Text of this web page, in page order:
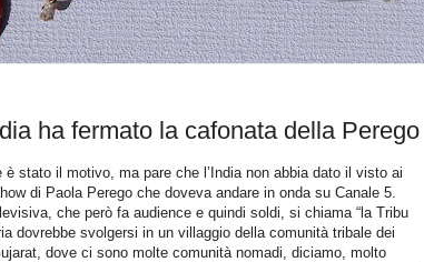
ha fermato la cafonata della Perego
è stato il motivo, ma pare che l’India non abbia dato il visto ai
di Paola Perego che doveva andare in onda su Canale 5.
che però fa audience e quindi soldi, si chiama “la Tribu
dovrebbe svolgersi in un villaggio della comunità tribale dei
dove ci sono molte comunità nomadi, diciamo, molto